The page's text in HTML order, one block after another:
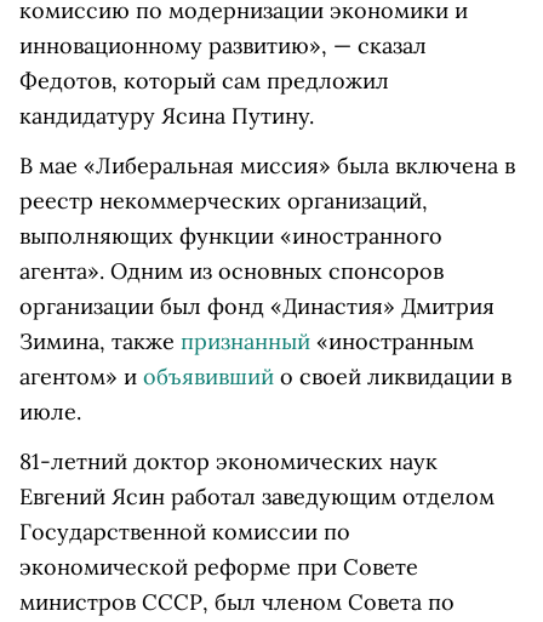
комиссию по модернизации экономики и
инновационному развитию», — сказал
Федотов, который сам предложил
кандидатуру Ясина Путину.
В мае «Либеральная миссия» была включена в
реестр некоммерческих организаций,
выполняющих функции «иностранного
агента». Одним из основных спонсоров
организации был фонд «Династия» Дмитрия
Зимина, также признанный «иностранным
агентом» и объявивший о своей ликвидации в
июле.
81-летний доктор экономических наук
Евгений Ясин работал заведующим отделом
Государственной комиссии по
экономической реформе при Совете
министров СССР, был членом Совета по